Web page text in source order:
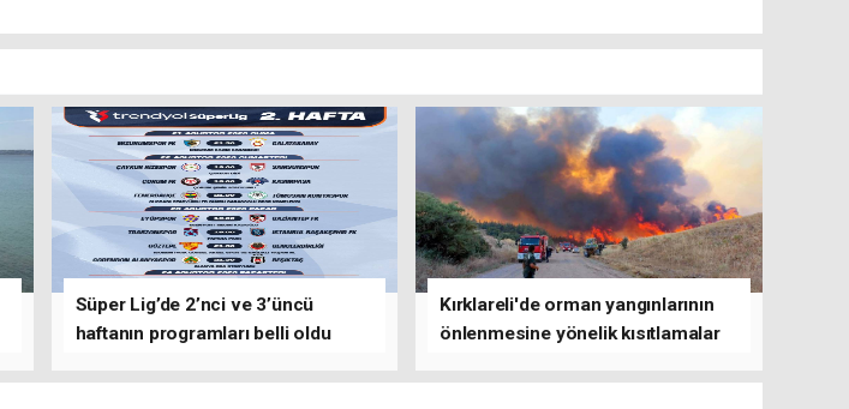
Süper Lig’de 2’nci ve 3’üncü
haftanın programları belli oldu
Kırklareli'de orman yangınlarının
önlenmesine yönelik kısıtlamalar